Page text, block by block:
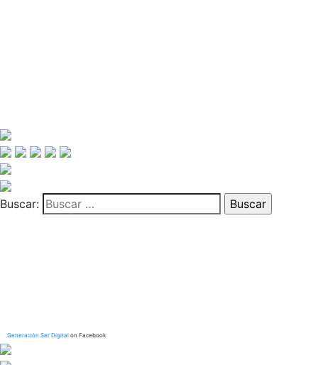
Buscar:
Generación Ser Digital on Facebook